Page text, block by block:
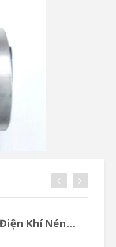
Khí Nén...